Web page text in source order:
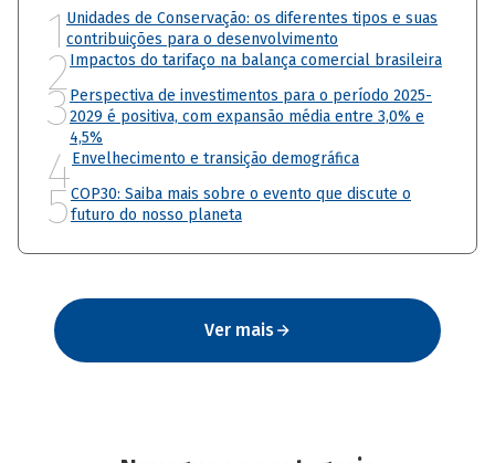
1 Unidades de Conservação: os diferentes tipos e suas
contribuições para o desenvolvimento
2Impactos do tarifaço na balança comercial brasileira
3Perspectiva de investimentos para o período 2025-
2029 é positiva, com expansão média entre 3,0% e
4,5%
4Envelhecimento e transição demográfica
5COP30: Saiba mais sobre o evento que discute o
futuro do nosso planeta
Ver mais